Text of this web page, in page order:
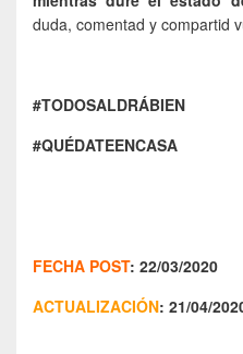
duda, comentad y compartid
#TODOSALDRÁBIEN
#QUÉDATEENCASA
FECHA POST: 22/03/2020
ACTUALIZACIÓN: 21/04/